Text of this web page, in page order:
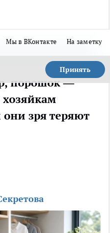
Мы в ВКонтакте На заметку
Принять
порошок —
хозяйкам
зря теряют